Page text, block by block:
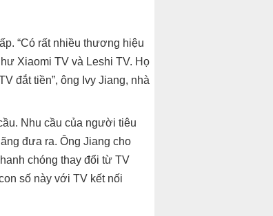
“Có rất nhiều thương hiệu
Xiaomi TV và Leshi TV. Họ
đắt tiền”, ông Ivy Jiang, nhà
Nhu cầu của người tiêu
đưa ra. Ông Jiang cho
chóng thay đổi từ TV
số này với TV kết nối